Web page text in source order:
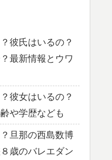
彼氏はいるの？
最新情報とウワ
彼女はいるの？
や学歴なども
旦那の西島数博
歳のバレエダン